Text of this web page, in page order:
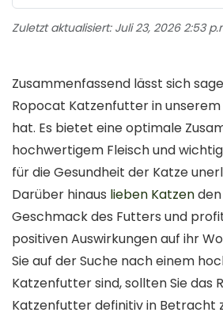
Zuletzt aktualisiert: Juli 23, 2026 2:53
Zusammenfassend lässt sich
Ropocat Katzenfutter in
hat. Es bietet eine optimale
hochwertigem Fleisch und
für die Gesundheit der Katze
Darüber hinaus lieben Katzen
Geschmack des Futters und
positiven Auswirkungen auf ihr
Sie auf der Suche nach einem
Katzenfutter sind, sollten Sie das
Katzenfutter definitiv in Betracht